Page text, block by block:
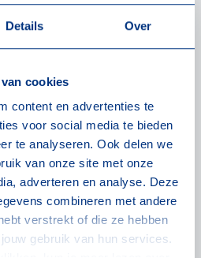
Details Over
cookies
content en advertenties te
voor social media te bieden
te analyseren. Ook delen we
van onze site met onze
adverteren en analyse. Deze
combineren met andere
verstrekt of die ze hebben
gebruik van hun services.